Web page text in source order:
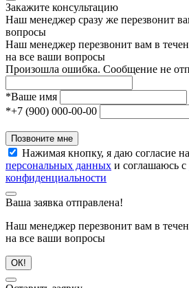
Закажите консультацию
Наш менеджер сразу же перезвонит
вопросы
Наш менеджер перезвонит вам в
на все ваши вопросы
Произошла ошибка. Сообщение не
*Ваше имя
*+7 (900) 000-00-00
Позвоните мне
Нажимая кнопку, я даю согласие на
персональных данных и соглашаюсь с
конфиденциальности
Ваша заявка отправлена!
Наш менеджер перезвонит вам в
на все ваши вопросы
ОК!